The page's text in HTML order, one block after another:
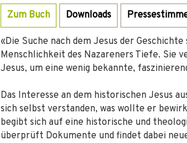
Zum Buch Downloads
«Die Suche nach dem Jesus der
Menschlichkeit des Nazareners Tiefe. Sie
Jesus, um eine wenig bekannte,
Das Interesse an dem historischen Jesus
sich selbst verstanden, was wollte er
begibt sich auf eine historische und
überprüft Dokumente und findet dabei